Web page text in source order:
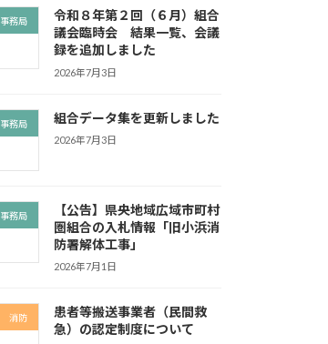
事務局
令和８年第２回（６月）組合
議会臨時会 結果一覧、会議
録を追加しました
2026年7月3日
事務局 組合データ集を更新しました
2026年7月3日
事務局
【公告】県央地域広域市町村
圏組合の入札情報「旧小浜消
防署解体工事」
2026年7月1日
消防
患者等搬送事業者（民間救
急）の認定制度について